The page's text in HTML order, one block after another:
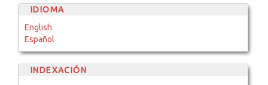
IDIOMA
English
Español
INDEXACIÓN